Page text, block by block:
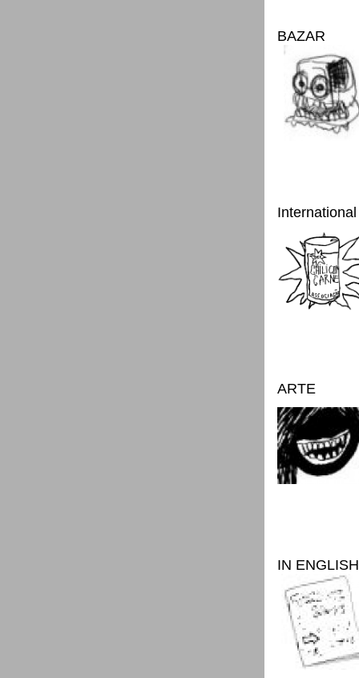
BAZAR
ARTE
IN ENGLISH